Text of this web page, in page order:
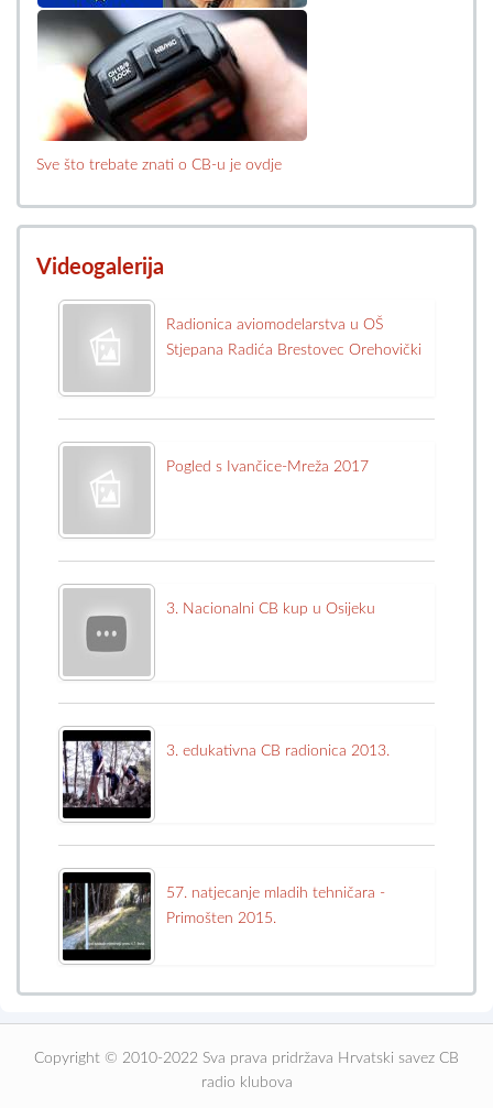
Sve što trebate znati o CB-u je ovdje
Videogalerija
Radionica aviomodelarstva u OŠ
Stjepana Radića Brestovec Orehovički
Pogled s Ivančice-Mreža 2017
3. Nacionalni CB kup u Osijeku
3. edukativna CB radionica 2013.
57. natjecanje mladih tehničara -
Primošten 2015.
Copyright © 2010-2022 Sva prava pridržava Hrvatski savez CB
radio klubova